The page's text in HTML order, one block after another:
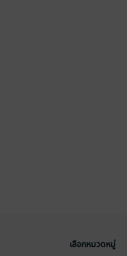
เลือกหมวดหมู่